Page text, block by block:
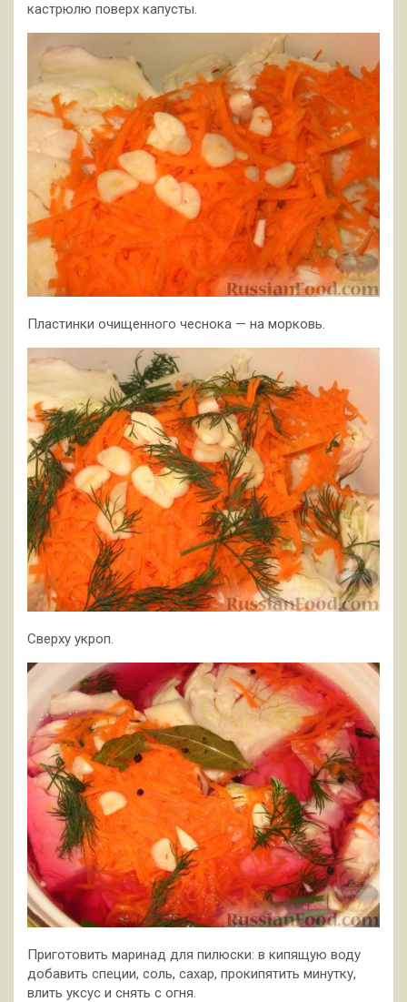
кастрюлю поверх капусты.
Пластинки очищенного чеснока — на морковь.
Сверху укроп.
Приготовить маринад для пилюски: в кипящую воду
добавить специи, соль, сахар, прокипятить минутку,
влить уксус и снять с огня.